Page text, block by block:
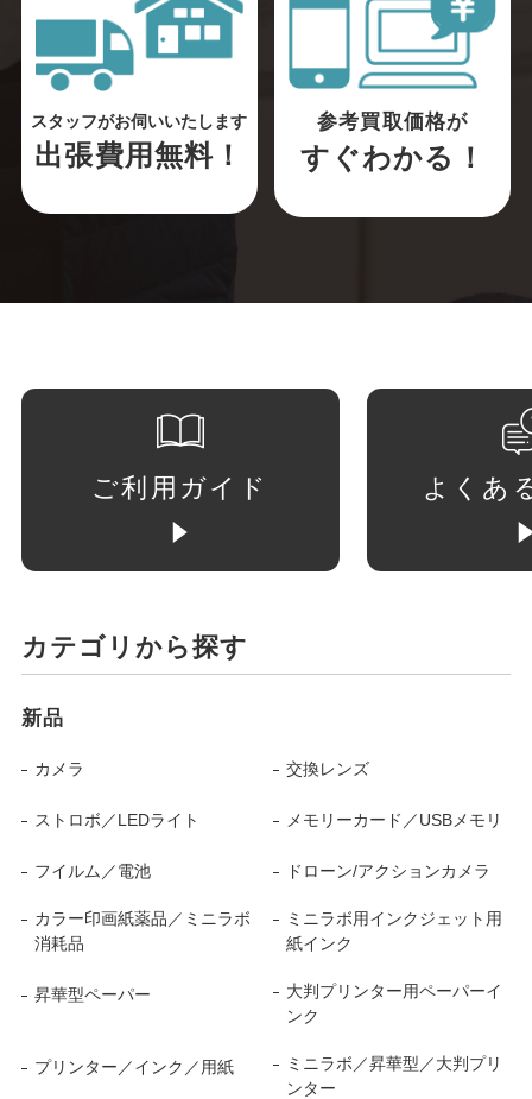
スタッフがお伺いいたします
出張費用無料！
参考買取価格が
すぐわかる！
ご利用ガイド よくあ
カテゴリから探す
新品
カメラ 交換レンズ
ストロボ／LEDライト メモリーカード／USBメモリ
フイルム／電池 ドローン/アクションカメラ
カラー印画紙薬品／ミニラボ
消耗品
ミニラボ用インクジェット用
紙インク
昇華型ペーパー
大判プリンター用ペーパーイ
ンク
プリンター／インク／用紙
ミニラボ／昇華型／大判プリ
ンター